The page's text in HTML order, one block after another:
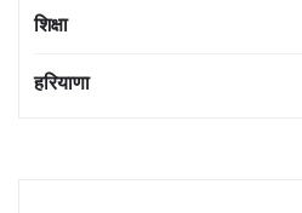
शिक्षा
हरियाणा